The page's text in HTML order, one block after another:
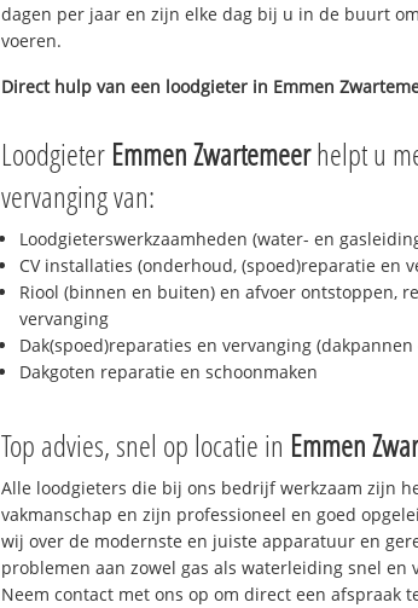
dagen per jaar en zijn elke dag bij u in de buurt
voeren.
Direct hulp van een loodgieter in Emmen
Loodgieter Emmen Zwartemeerhelpt u
vervanging van:
Loodgieterswerkzaamheden (water- en
CV installaties (onderhoud, (spoed)reparatie en
Riool (binnen en buiten) en afvoer ontstoppen,
vervanging
Dak(spoed)reparaties en vervanging
Dakgoten reparatie en schoonmaken
Top advies, snel op locatie in Emmen
Alle loodgieters die bij ons bedrijf werkzaam zijn
vakmanschap en zijn professioneel en goed
wij over de modernste en juiste apparatuur en
problemen aan zowel gas als waterleiding snel en
Neem contact met ons op om direct een afspraak